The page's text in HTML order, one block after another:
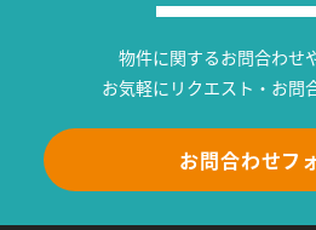
物件に関するお問合わせ
お気軽にリクエスト・お問
お問合わせフ